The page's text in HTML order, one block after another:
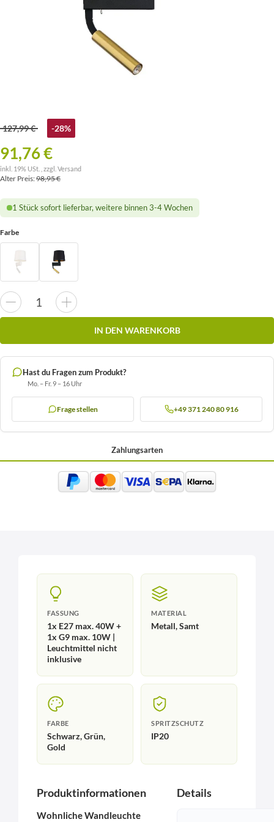
127,99 € -28%
91,76 €
inkl. 19% USt. , zzgl. Versand
Alter Preis:98,95 €
1 Stück sofort lieferbar, weitere binnen 3-4 Wochen
Farbe
IN DEN WARENKORB
Hast du Fragen zum Produkt?
Mo. – Fr. 9 – 16 Uhr
Frage stellen +49 371 240 80 916
Zahlungsarten
FASSUNG
1x E27 max. 40W +
1x G9 max. 10W |
Leuchtmittel nicht
inklusive
MATERIAL
Metall, Samt
FARBE
Schwarz, Grün,
Gold
SPRITZSCHUTZ
IP20
Produktinformationen
Wohnliche Wandleuchte
Details